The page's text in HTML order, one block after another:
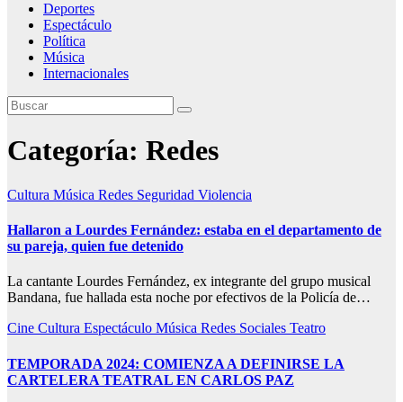
Deportes
Espectáculo
Política
Música
Internacionales
Categoría: Redes
Cultura Música Redes Seguridad Violencia
Hallaron a Lourdes Fernández: estaba en el departamento de
su pareja, quien fue detenido
La cantante Lourdes Fernández, ex integrante del grupo musical
Bandana, fue hallada esta noche por efectivos de la Policía de…
Cine Cultura Espectáculo Música Redes Sociales Teatro
TEMPORADA 2024: COMIENZA A DEFINIRSE LA
CARTELERA TEATRAL EN CARLOS PAZ